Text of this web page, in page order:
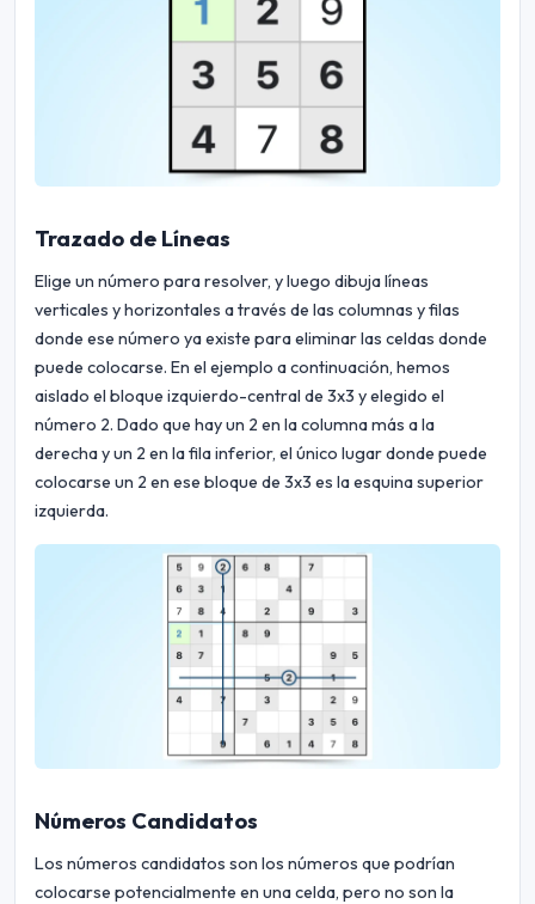
Trazado de Líneas
Elige un número para resolver, y luego dibuja líneas
verticales y horizontales a través de las columnas y filas
donde ese número ya existe para eliminar las celdas donde
puede colocarse. En el ejemplo a continuación, hemos
aislado el bloque izquierdo-central de 3x3 y elegido el
número 2. Dado que hay un 2 en la columna más a la
derecha y un 2 en la fila inferior, el único lugar donde puede
colocarse un 2 en ese bloque de 3x3 es la esquina superior
izquierda.
Números Candidatos
Los números candidatos son los números que podrían
colocarse potencialmente en una celda, pero no son la